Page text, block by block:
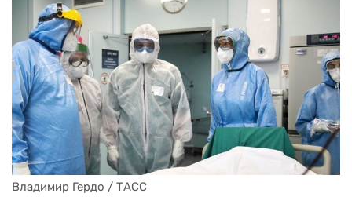
Владимир Гердо / ТАСС